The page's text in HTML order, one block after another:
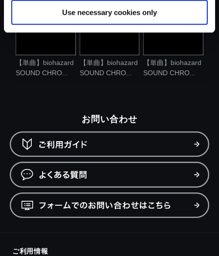
Use necessary cookies only
【単曲】biohazard
SOUND CHRO...
【単曲】biohazard
SOUND CHRO...
【単曲】biohazard
SOUND CHRO...
お問い合わせ
ご利用情報